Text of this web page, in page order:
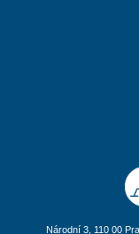
Národní 3, 110 00